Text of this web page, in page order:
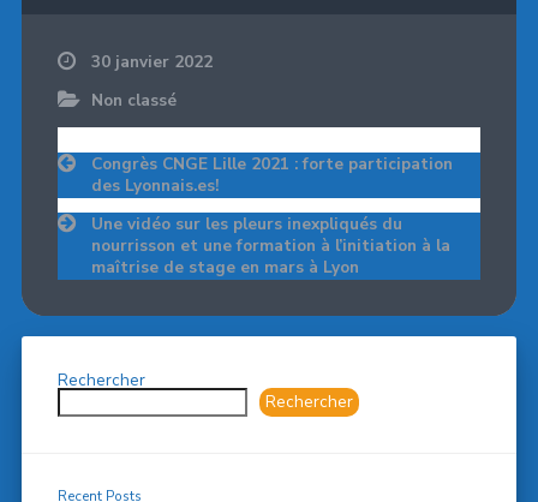
30 janvier 2022
Non classé
Navigation
de
l’article
Congrès CNGE Lille 2021 : forte participation
des Lyonnais.es!
Une vidéo sur les pleurs inexpliqués du
nourrisson et une formation à l’initiation à la
maîtrise de stage en mars à Lyon
Rechercher
Rechercher
Recent Posts